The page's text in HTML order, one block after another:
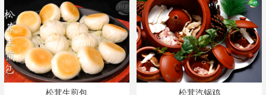
松茸生煎包 松茸汽锅鸡